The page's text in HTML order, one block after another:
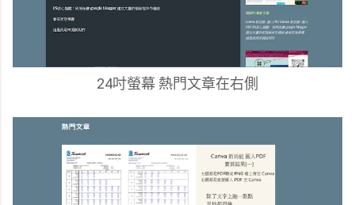
24吋螢幕 熱門文章在右側